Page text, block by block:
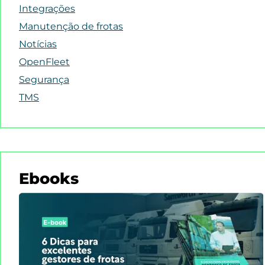
Integrações
Manutenção de frotas
Notícias
OpenFleet
Segurança
TMS
Ebooks